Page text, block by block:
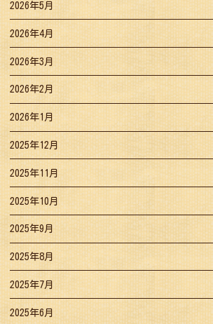
2026年5月
2026年4月
2026年3月
2026年2月
2026年1月
2025年12月
2025年11月
2025年10月
2025年9月
2025年8月
2025年7月
2025年6月